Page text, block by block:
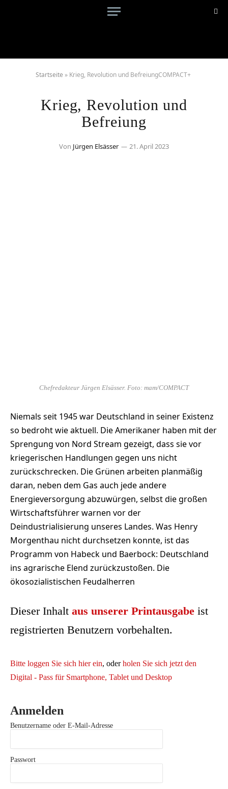
Startseite » Krieg, Revolution und BefreiungCOMPACT+
Krieg, Revolution und
Befreiung
Von Jürgen Elsässer 21. April 2023
Chefredakteur Jürgen Elsässer. Foto: mam/COMPACT
Niemals seit 1945 war Deutschland in seiner Existenz
so bedroht wie aktuell. Die Amerikaner haben mit der
Sprengung von Nord Stream gezeigt, dass sie vor
kriegerischen Handlungen gegen uns nicht
zurückschrecken. Die Grünen arbeiten planmäßig
daran, neben dem Gas auch jede andere
Energieversorgung abzuwürgen, selbst die großen
Wirtschaftsführer warnen vor der
Deindustrialisierung unseres Landes. Was Henry
Morgenthau nicht durchsetzen konnte, ist das
Programm von Habeck und Baerbock: Deutschland
ins agrarische Elend zurückzustoßen. Die
ökosozialistischen Feudalherren
Dieser Inhalt aus unserer Printausgabe ist
registrierten Benutzern vorbehalten.
Bitte loggen Sie sich hier ein, oderholen Sie sich jetzt den
Digital - Pass für Smartphone, Tablet und Desktop
Anmelden
Benutzername oder E-Mail-Adresse
Passwort